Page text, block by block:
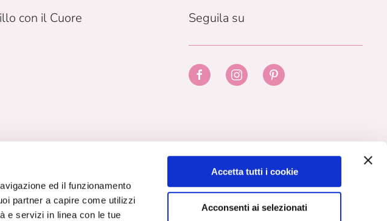
ed il funzionamento
partner a capire come utilizzi
e servizi in linea con le tue
Accetta tutti i cookie
Acconsenti ai selezionati
con il Cuore Seguila su